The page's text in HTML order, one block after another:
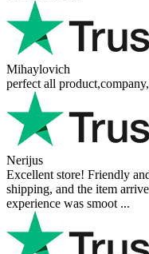
Mihaylovich
perfect all
Nerijus
Excellent store! Friendly
shipping, and the item
experience was smoot ...